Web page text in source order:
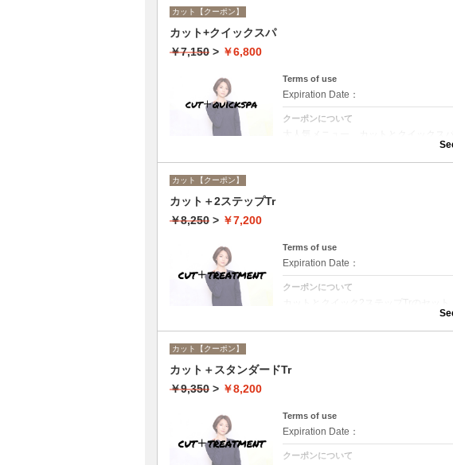
カット【クーポン】
カット+クイックスパ
￥7,150 > ￥6,800
Terms of use
Expiration Date：
クーポンについて
大人気メニュー、カットとクイックス
で頭皮の洗浄＆保湿☆シャンプー、ブ
カット【クーポン】
カット＋2ステップTr
￥8,250 > ￥7,200
Terms of use
Expiration Date：
クーポンについて
カットとクイック2ステップTrのセッ
カット【クーポン】
カット＋スタンダードTr
￥9,350 > ￥8,200
Terms of use
Expiration Date：
クーポンについて